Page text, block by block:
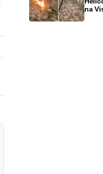
na